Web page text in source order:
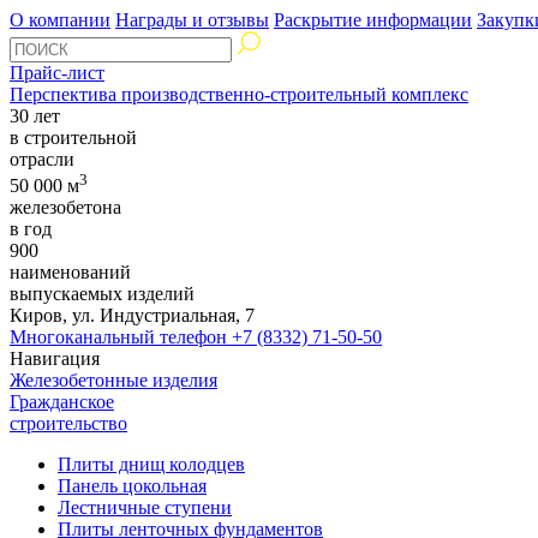
О компании Награды и отзывы Раскрытие информации
Прайс-лист
Перспектива производственно-строительный комплекс
30 лет
в строительной
отрасли
50 000 м3
железобетона
в год
900
наименований
выпускаемых изделий
Киров, ул. Индустриальная, 7
Многоканальный телефон +7 (8332) 71-50-50
Навигация
Железобетонные изделия
Гражданское
строительство
Плиты днищ колодцев
Панель цокольная
Лестничные ступени
Плиты ленточных фундаментов